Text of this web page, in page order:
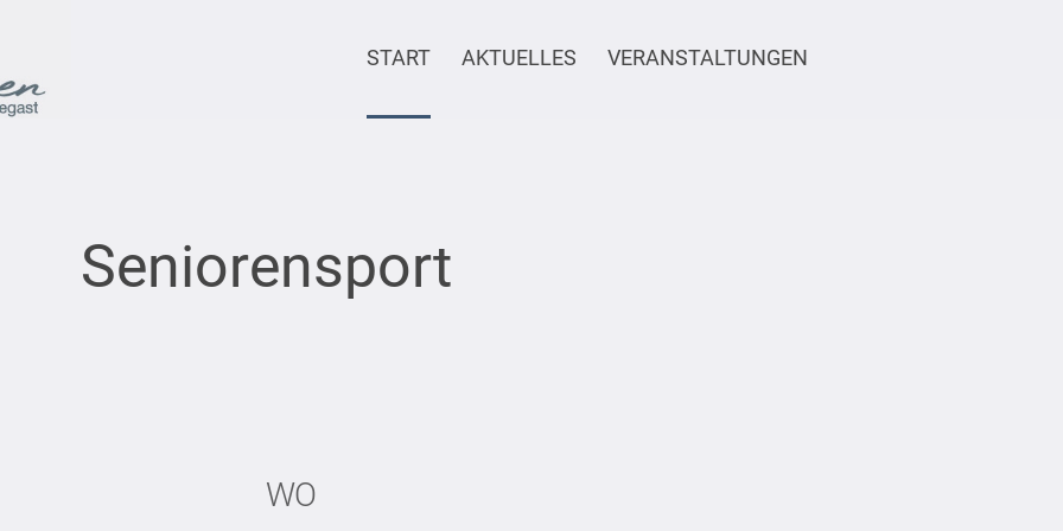
START AKTUELLES VERANSTALTUNGEN
Seniorensport
WO